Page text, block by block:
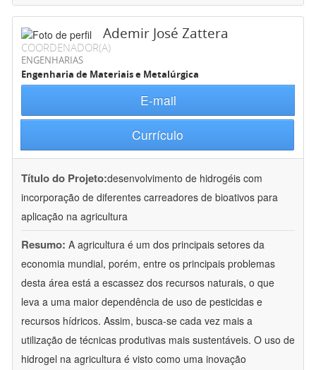
Ademir José Zattera
COORDENADOR(A)
ENGENHARIAS
Engenharia de Materiais e Metalúrgica
E-mail
Currículo
Título do Projeto:desenvolvimento de hidrogéis com
incorporação de diferentes carreadores de bioativos para
aplicação na agricultura
Resumo: A agricultura é um dos principais setores da
economia mundial, porém, entre os principais problemas
desta área está a escassez dos recursos naturais, o que
leva a uma maior dependência de uso de pesticidas e
recursos hídricos. Assim, busca-se cada vez mais a
utilização de técnicas produtivas mais sustentáveis. O uso de
hidrogel na agricultura é visto como uma inovação